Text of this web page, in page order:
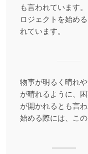
も言われています
ロジェクトを始め
れています。
物事が明るく晴れ
が晴れるように、
が開かれるとも言
始める際には、こ